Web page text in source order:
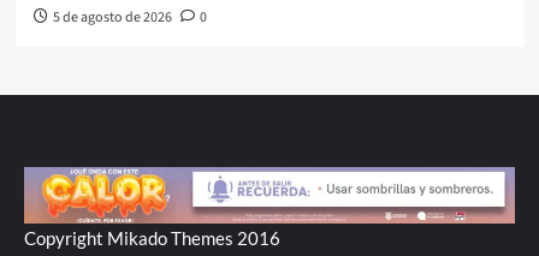
5 de agosto de 2026 0
Copyright Mikado Themes 2016